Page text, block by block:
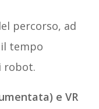
percorso, ad
il tempo
robot.
e VR